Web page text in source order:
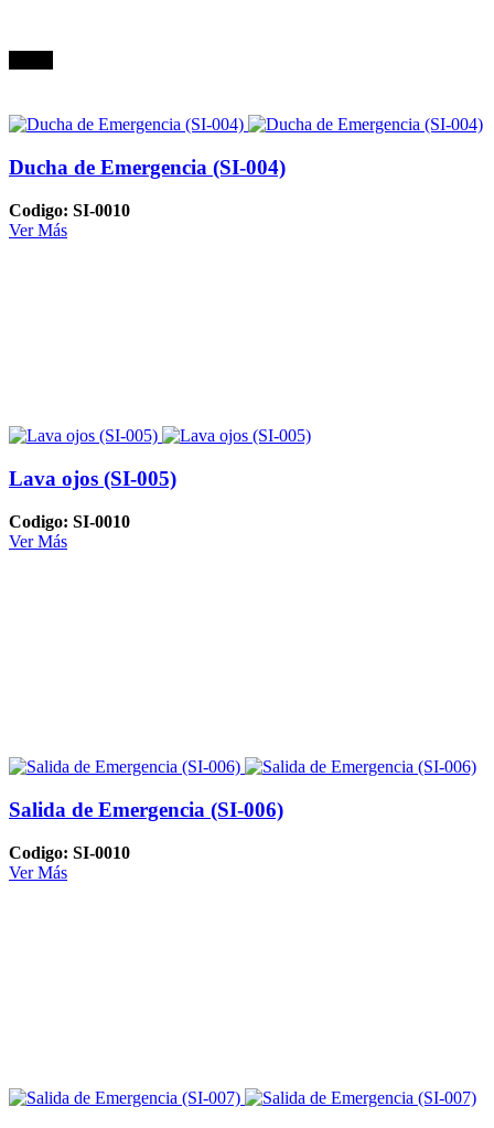
Ducha de Emergencia (SI-004)
Codigo: SI-0010
Ver Más
Lava ojos (SI-005)
Codigo: SI-0010
Ver Más
Salida de Emergencia (SI-006)
Codigo: SI-0010
Ver Más